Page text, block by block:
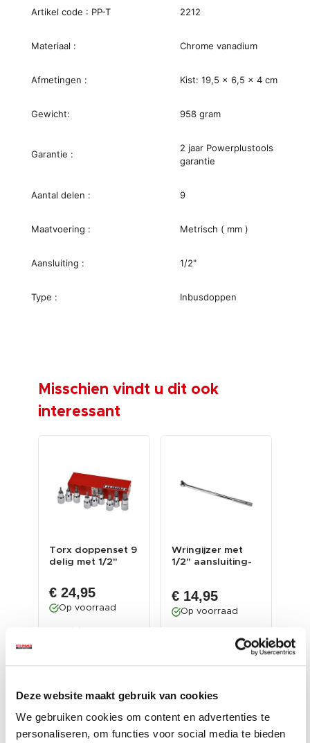
Deze website maakt gebruik van cookies
We gebruiken cookies om content en advertenties te
personaliseren, om functies voor social media te bieden
Artikel code : PP-T 2212
Materiaal : Chrome vanadium
Afmetingen : Kist: 19,5 x 6,5 x 4 cm
Gewicht: 958 gram
Garantie :
2 jaar Powerplustools
garantie
Aantal delen : 9
Maatvoering : Metrisch ( mm )
Aansluiting : 1/2"
Type : Inbusdoppen
Misschien vindt u dit ook
interessant
Torx doppenset 9
delig met 1/2"
€ 24,95
Op voorraad
Wringijzer met
1/2" aansluiting-
€ 14,95
Op voorraad
Gewicht: 852 gram
verzendkosten